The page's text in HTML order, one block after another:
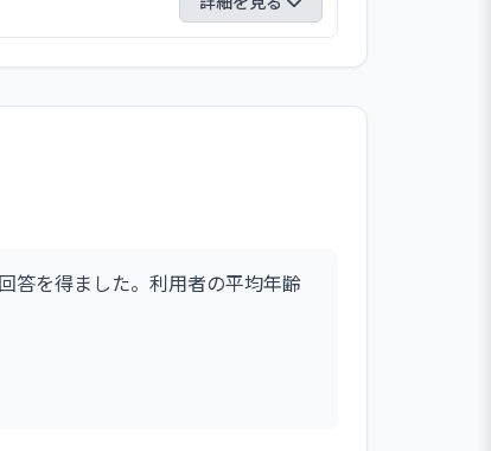
ムの構築に努めている。
、本人と家族の面談による意向把
事を出来る限り叶うように支援し
援を行っている。
答を得ました。利用者の平均年齢